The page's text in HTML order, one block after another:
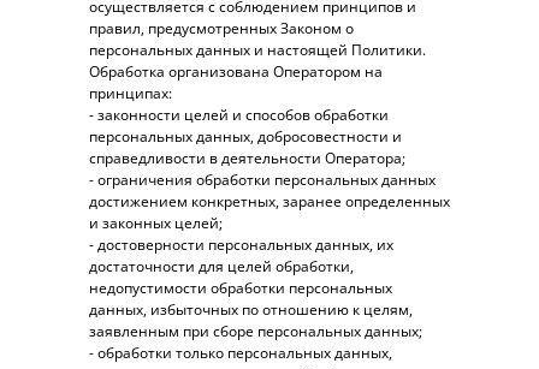
осуществляется с соблюдением принципов и
правил, предусмотренных Законом о
персональных данных и настоящей Политики.
Обработка организована Оператором на
принципах:
- законности целей и способов обработки
персональных данных, добросовестности и
справедливости в деятельности Оператора;
- ограничения обработки персональных данных
достижением конкретных, заранее определенных
и законных целей;
- достоверности персональных данных, их
достаточности для целей обработки,
недопустимости обработки персональных
данных, избыточных по отношению к целям,
заявленным при сборе персональных данных;
- обработки только персональных данных,